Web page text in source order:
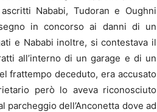
Nababi, Tudoran e Oughni
in concorso ai danni di un
e Nababi inoltre, si contestava il
all’interno di un garage e di un
frattempo deceduto, era accusato
però lo aveva riconosciuto
dell’Anconetta dove ad